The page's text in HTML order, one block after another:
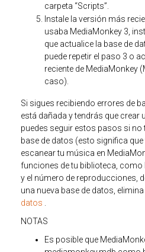
carpeta “Scripts”.
Instale la versión más
usaba MediaMonkey 3,
que actualice la base de
puede repetir el paso 3 o
reciente de MediaMonkey
caso).
Si sigues recibiendo errores de
está dañada y tendrás que crear
puedes seguir estos pasos si no
base de datos (esto significa
escanear tu música en
funciones de tu biblioteca,
y el número de reproducciones,
una nueva base de datos, elimina
datos
NOTAS
Es posible que